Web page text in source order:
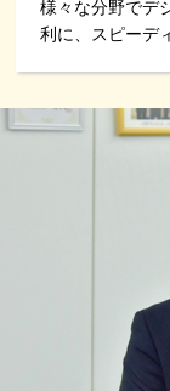
様々な分野でデ
利に、スピーデ